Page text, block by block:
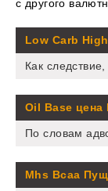
с другого
Low Carb
Как
Oil Base
По словам
Mhs Bcaa